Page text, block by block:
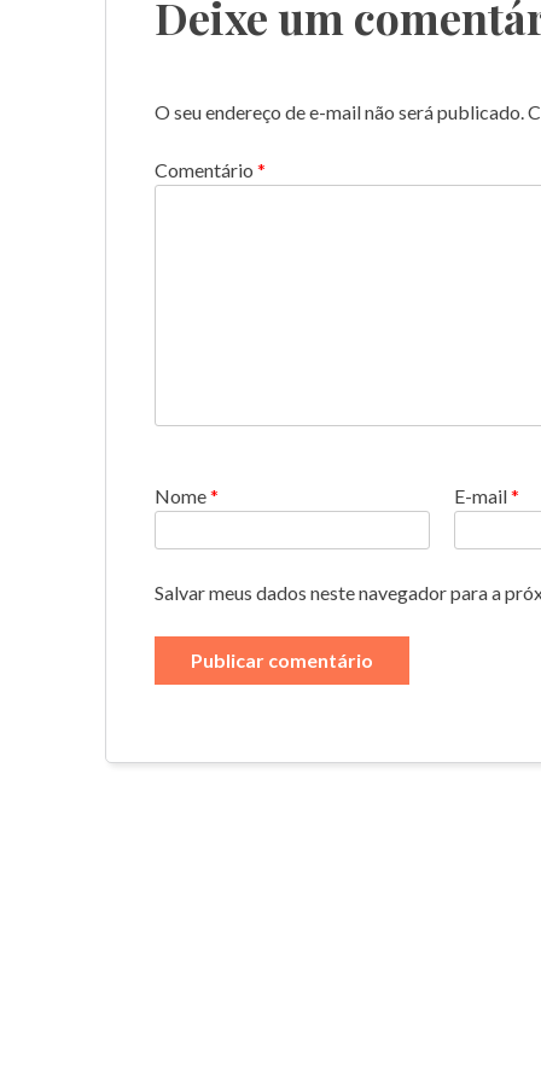
Deixe um
O seu endereço de e-mail não será publicado.
Comentário *
Nome* E-mail*
Salvar meus dados neste navegador para a